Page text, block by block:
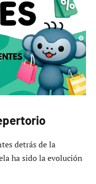
detrás de la
ha sido la evolución